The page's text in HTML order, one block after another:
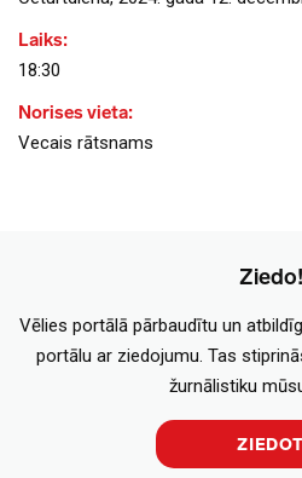
Laiks:
18:30
Norises vieta:
Vecais rātsnams
Ziedo!
Vēlies portālā pārbaudītu un
portālu ar ziedojumu. Tas
žurnālistiku
ZIEDOT